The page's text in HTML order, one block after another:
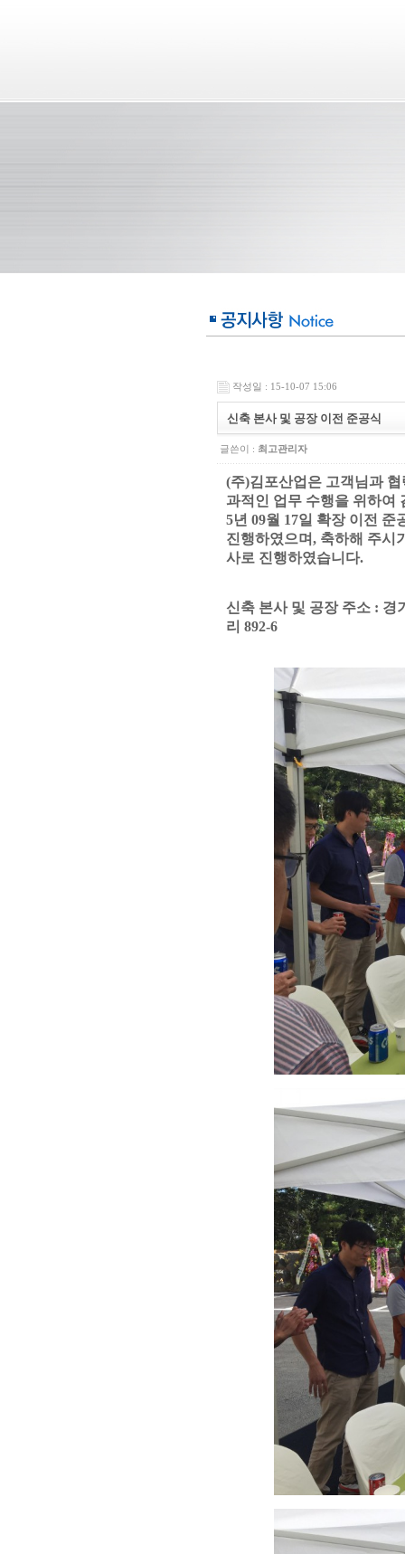
작성일 : 15-10-07 15:06
신축 본사 및 공장 이전 준공식
글쓴이 : 최고관리자
(주)김포산업은 고객님과
과적인 업무 수행을 위하여
5년 09월 17일 확장 이전 준
진행하였으며, 축하해 주시
사로 진행하였습니다.
신축 본사 및 공장 주소 : 경
리 892-6